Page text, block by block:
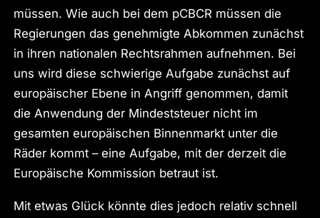
müssen. Wie auch bei dem pCBCR müssen die
Regierungen das genehmigte Abkommen zunächst
in ihren nationalen Rechtsrahmen aufnehmen. Bei
uns wird diese schwierige Aufgabe zunächst auf
europäischer Ebene in Angriff genommen, damit
die Anwendung der Mindeststeuer nicht im
gesamten europäischen Binnenmarkt unter die
Räder kommt – eine Aufgabe, mit der derzeit die
Europäische Kommission betraut ist.
Mit etwas Glück könnte dies jedoch relativ schnell